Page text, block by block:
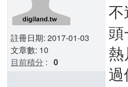
註冊日期: 2017-01-03
文章數: 10
目前積分 : 0
熱